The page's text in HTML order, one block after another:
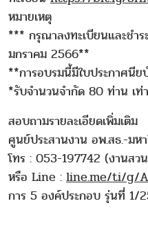
หมายเหตุ
*** กรุณาลงทะเบียนและชำ
มกราคม 2566**
**การอบรมนี้มีใบประกาศนีย
*รับจำนวนจำกัด 80 ท่าน เท่
สอบถามรายละเอียดเพิ่มเติม
ศูนย์ประสานงาน อพ.สธ.-มห
โทร : 053-197742 (งานสว
หรือ Line : line.me/ti/g/
การ 5 องค์ประกอบ รุ่นที่ 1/